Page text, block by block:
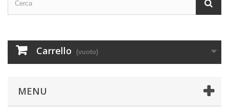
Carrello (vuoto)
MENU